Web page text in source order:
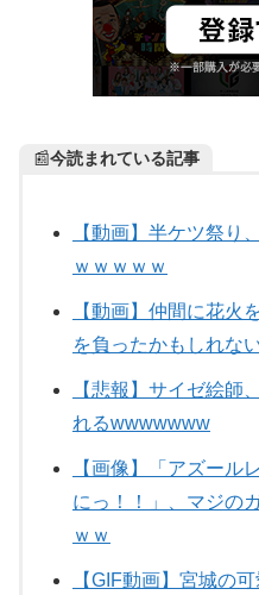
📰今読まれている記事
【動画】半ケツ祭り
ｗｗｗｗｗ
【動画】仲間に花火
を負ったかもしれな
【悲報】サイゼ絵師
れるwwwwwww
【画像】「アズール
にっ！！」、マジの
ｗｗ
【GIF動画】宮城の